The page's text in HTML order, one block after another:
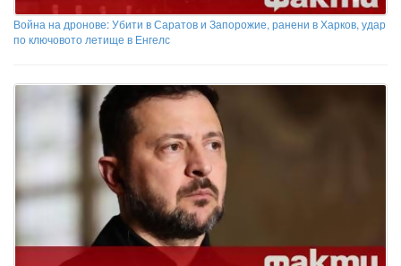
Война на дронове: Убити в Саратов и Запорожие, ранени в Харков, удар
по ключовото летище в Енгелс